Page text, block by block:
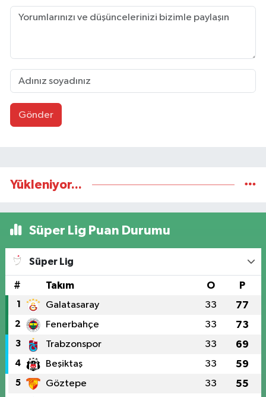
Gönder
Yükleniyor...
Süper Lig Puan Durumu
Süper Lig
# Takım O P
1 Galatasaray 33 77
2 Fenerbahçe 33 73
3 Trabzonspor 33 69
4 Beşiktaş 33 59
5 Göztepe 33 55